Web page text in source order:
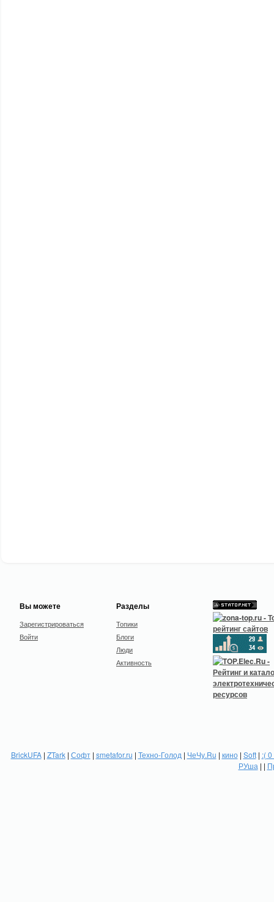
Вы можете
Зарегистрироваться
Войти
Разделы
Топики
Блоги
Люди
Активность
BrickUFA| ZTark| Софт| smetafor.ru | Техно-Голод | ЧеЧу.Ru | кино| Soft| :(
РУша | |